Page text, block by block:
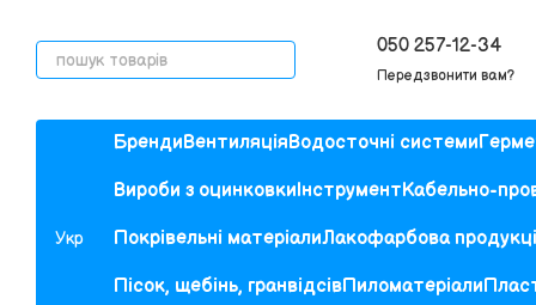
050 257-12-34
Передзвонити вам?
Укр
БрендиВентиляціяВодосточні системи
Вироби з оцинковкиІнструментКабельно-
Покрівельні матеріалиЛакофарбова
Пісок, щебінь, гранвідсівПиломатеріали